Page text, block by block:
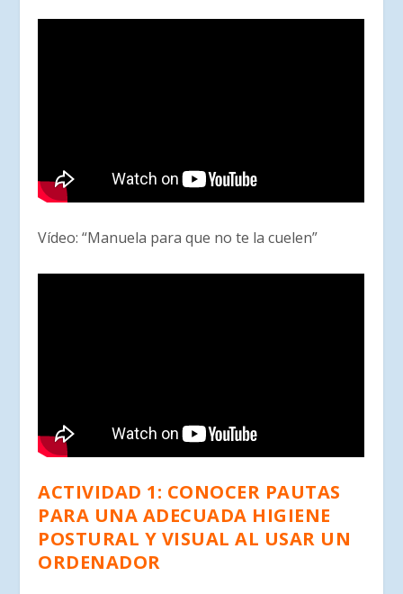
Vídeo: “Manuela para que no te la cuelen”
ACTIVIDAD 1: CONOCER PAUTAS
PARA UNA ADECUADA HIGIENE
POSTURAL Y VISUAL AL USAR UN
ORDENADOR